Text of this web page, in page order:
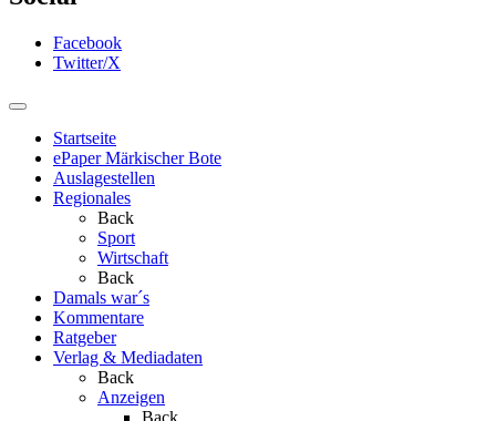
Facebook
Twitter/X
Startseite
ePaper Märkischer Bote
Auslagestellen
Regionales
Back
Sport
Wirtschaft
Back
Damals war´s
Kommentare
Ratgeber
Verlag & Mediadaten
Back
Anzeigen